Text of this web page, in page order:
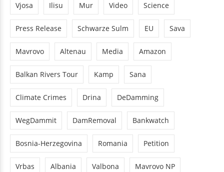
Vjosa Ilisu Mur Video Science
Press Release Schwarze Sulm EU Sava
Mavrovo Altenau Media Amazon
Balkan Rivers Tour Kamp Sana
Climate Crimes Drina DeDamming
WegDammit DamRemoval Bankwatch
Bosnia-Herzegovina Romania Petition
Vrbas Albania Valbona Mavrovo NP